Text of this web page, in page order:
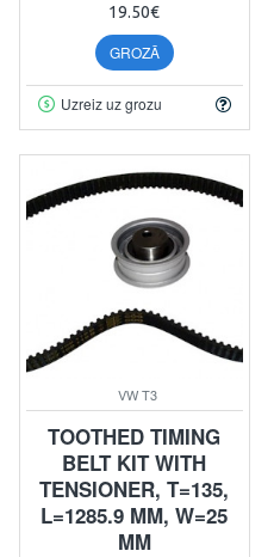
19.50€
GROZĀ
Uzreiz uz grozu
VW T3
TOOTHED TIMING
BELT KIT WITH
TENSIONER, T=135,
L=1285.9 MM, W=25
MM